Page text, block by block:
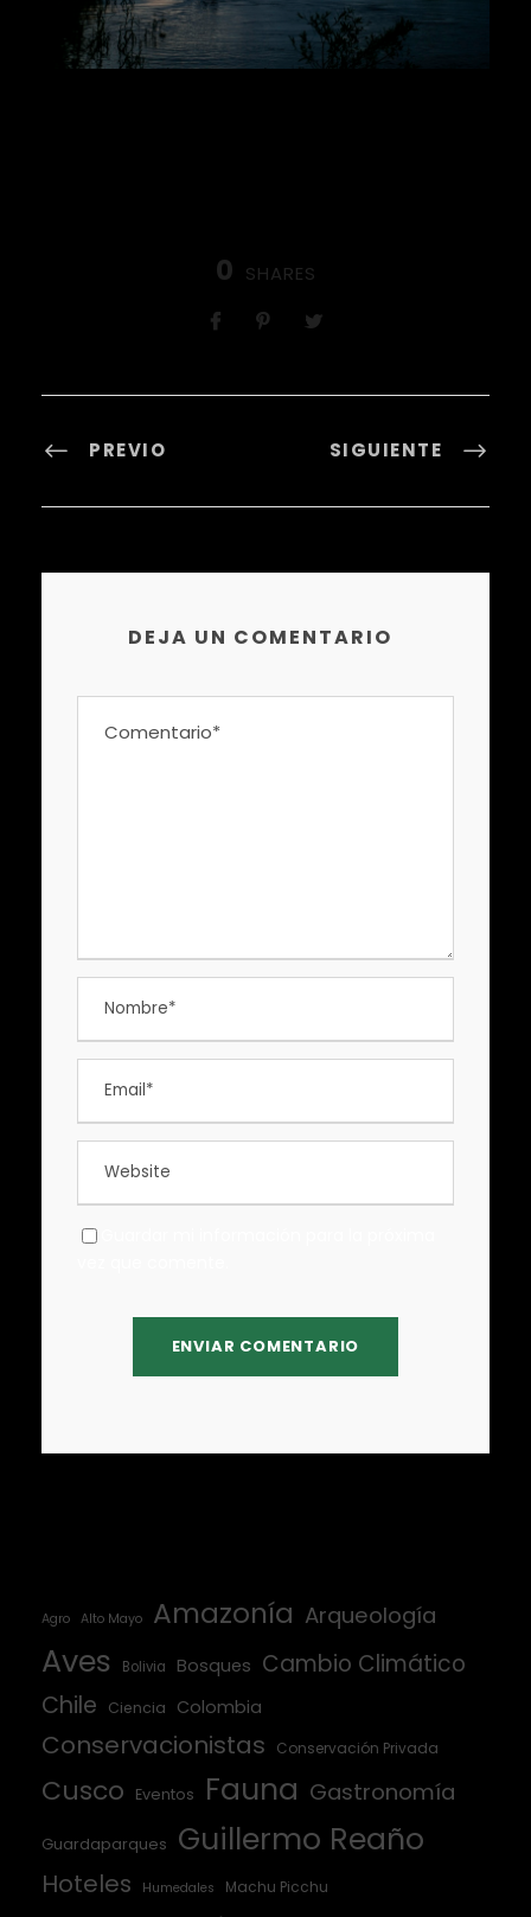
0 SHARES
PREVIO SIGUIENTE
DEJA UN COMENTARIO
Agro Alto Mayo Amazonía Arqueología
Aves Bolivia Bosques Cambio Climático
Chile
Ciencia Colombia
Conservacionistas Conservación Privada
Cusco Eventos Fauna Gastronomía
Guardaparques Guillermo Reaño
Hoteles Humedales Machu Picchu